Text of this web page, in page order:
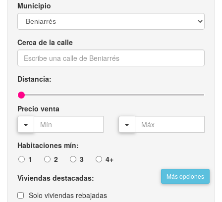
Municipio
Cerca de la calle
Distancia:
Precio venta
Habitaciones mín:
1
2 3 4+
Más opciones
Viviendas destacadas:
Solo viviendas rebajadas